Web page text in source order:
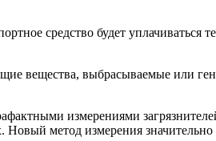
средство будет уплачиваться
вещества, выбрасываемые или
измерениями
метод измерения значительно